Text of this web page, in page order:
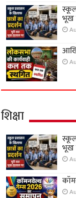
भूख
शिक्षा
भूख